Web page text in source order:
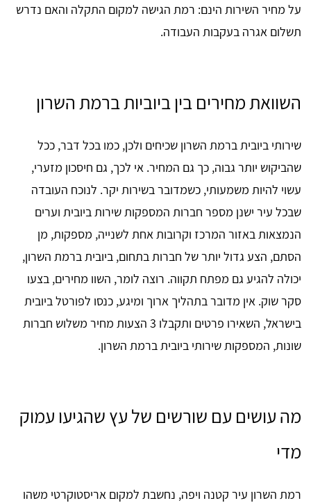
על מחיר השירות הינם: רמת הגישה למקום התקלה והאם נדרש
תשלום אגרה בעקבות העבודה.
השוואת מחירים בין ביוביות ברמת השרון
שירותי ביובית ברמת השרון שכיחים ולכן, כמו בכל דבר, ככל
שהביקוש יותר גבוה, כך גם המחיר. אי לכך, גם חיסכון מזערי,
עשוי להיות משמעותי, כשמדובר בשירות יקר. לנוכח העובדה
שבכל עיר ישנן מספר חברות המספקות שירות ביובית וערים
הנמצאות באזור המרכז וקרובות אחת לשנייה, מספקות, מן
הסתם, הצע גדול יותר של חברות בתחום, ביובית ברמת השרון,
יכולה להגיע גם מפתח תקווה. רוצה לומר, השוו מחירים, בצעו
סקר שוק. אין מדובר בתהליך ארוך ומיגע, כנסו לפורטל ביובית
בישראל, השאירו פרטים ותקבלו 3 הצעות מחיר משלוש חברות
שונות, המספקות שירותי ביובית ברמת השרון.
מה עושים עם שורשים של עץ שהגיעו עמוק
מדי
רמת השרון עיר קטנה ויפה, נחשבת למקום אריסטוקרטי משהו